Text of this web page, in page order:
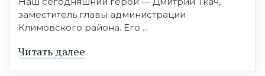
заместитель главы администрации
Климовского района. Его ...
Читать далее